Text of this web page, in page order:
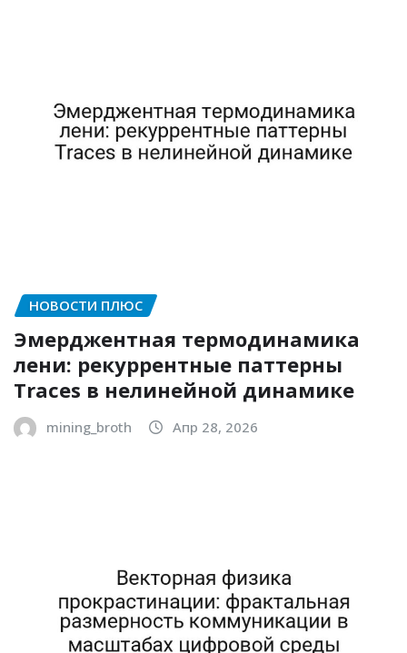
НОВОСТИ ПЛЮС
Эмерджентная термодинамика
лени: рекуррентные паттерны
Traces в нелинейной динамике
mining_broth Апр 28, 2026